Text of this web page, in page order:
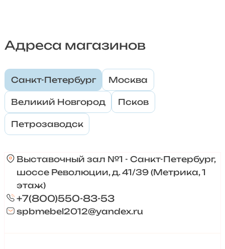
Адреса магазинов
Санкт-Петербург Москва
Великий Новгород Псков
Петрозаводск
Выставочный зал №1 - Санкт-Петербург,
шоссе Революции, д. 41/39 (Метрика, 1
этаж)
+7(800)550-83-53
spbmebel2012@yandex.ru